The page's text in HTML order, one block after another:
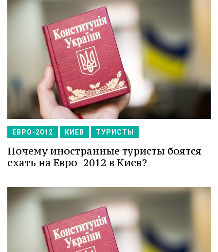
ЕВРО-2012 КИЕВ ТУРИСТЫ
Почему иностранные туристы боятся
ехать на Евро−2012 в Киев?